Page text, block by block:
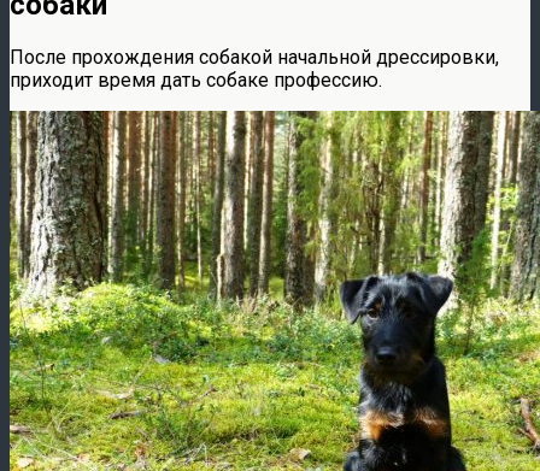
После прохождения собакой начальной дрессировки,
приходит время дать собаке профессию.